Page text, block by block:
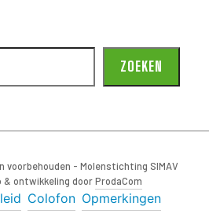
ZOEKEN
- Molenstichting SIMAV
ontwikkeling doorProdaCom
Colofon Opmerkingen